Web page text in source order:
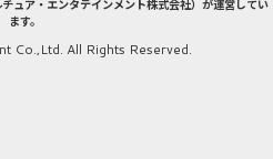
ュア・エンタテインメント株式会社）が運営してい
ます。
Co.,Ltd. All Rights Reserved.